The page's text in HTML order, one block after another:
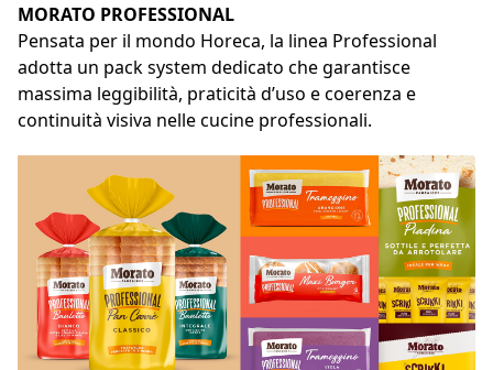
MORATO PROFESSIONAL
Pensata per il mondo Horeca, la linea Professional
adotta un pack system dedicato che garantisce
massima leggibilità, praticità d’uso e coerenza e
continuità visiva nelle cucine professionali.